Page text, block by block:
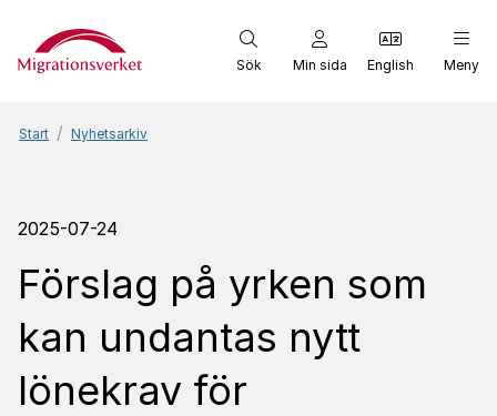
Start
Sök Min sida English Meny
Start Nyhetsarkiv
2025-07-24
Förslag på yrken som
kan undantas nytt
lönekrav för